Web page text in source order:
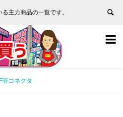
主力商品の一覧です。


管コネクタ